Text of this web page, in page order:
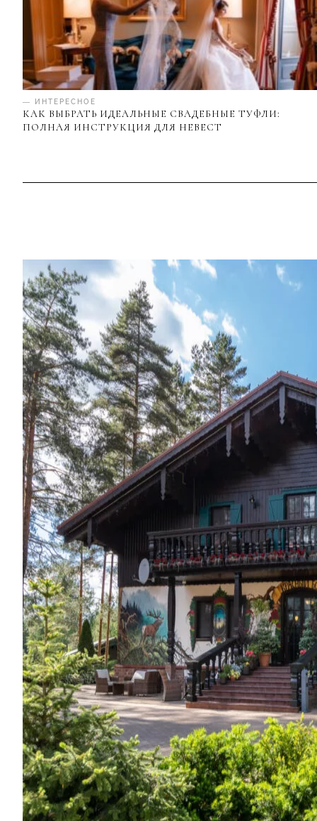
— ИНТЕРЕСНОЕ
КАК ВЫБРАТЬ ИДЕАЛЬНЫЕ СВАДЕБНЫЕ ТУФЛИ:
ПОЛНАЯ ИНСТРУКЦИЯ ДЛЯ НЕВЕСТ